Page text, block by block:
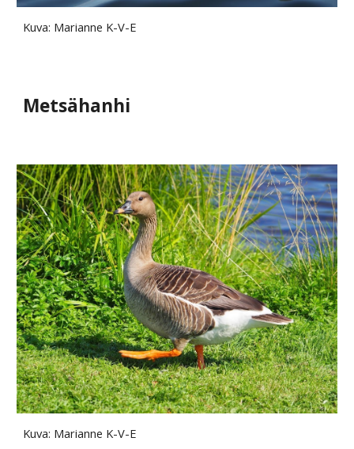
Kuva: Marianne K-V-E
Metsähanhi
Kuva: Marianne K-V-E